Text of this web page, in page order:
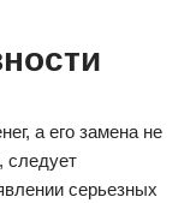
а его замена не
следует
серьезных